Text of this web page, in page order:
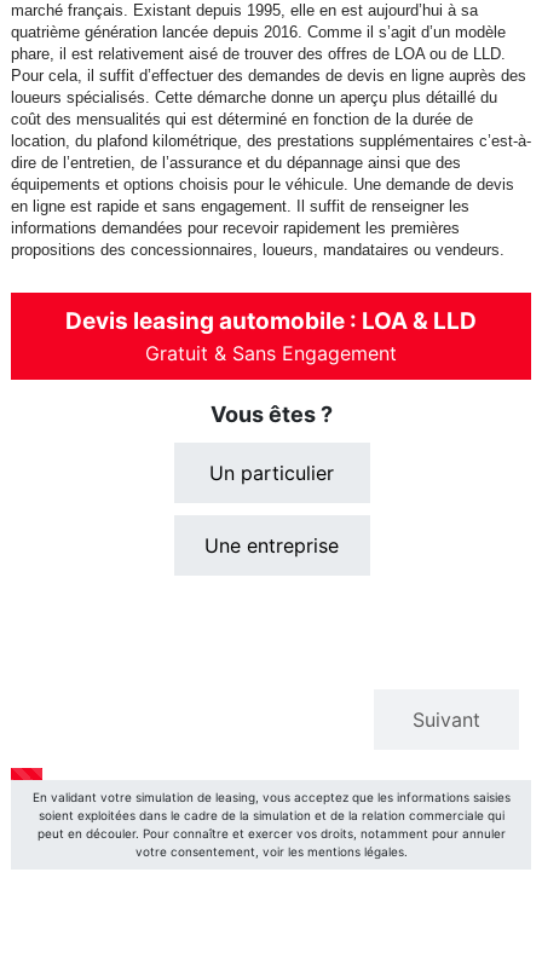
marché français. Existant depuis 1995, elle en est aujourd’hui à sa
quatrième génération lancée depuis 2016. Comme il s’agit d’un modèle
phare, il est relativement aisé de trouver des offres de LOA ou de LLD.
Pour cela, il suffit d’effectuer des demandes de devis en ligne auprès des
loueurs spécialisés. Cette démarche donne un aperçu plus détaillé du
coût des mensualités qui est déterminé en fonction de la durée de
location, du plafond kilométrique, des prestations supplémentaires c’est-à-
dire de l’entretien, de l’assurance et du dépannage ainsi que des
équipements et options choisis pour le véhicule. Une demande de devis
en ligne est rapide et sans engagement. Il suffit de renseigner les
informations demandées pour recevoir rapidement les premières
propositions des concessionnaires, loueurs, mandataires ou vendeurs.